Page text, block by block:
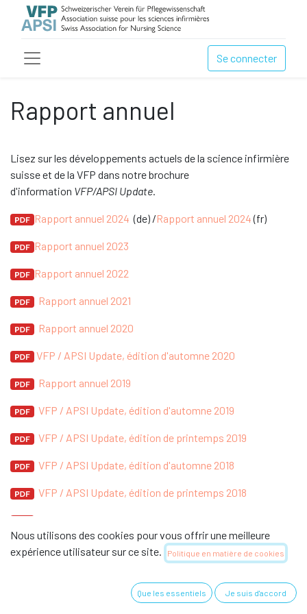
Se connecter
Rapport annuel
Lisez sur les développements actuels de la science infirmière
suisse et de la VFP dans notre brochure
d'information VFP/APSI Update.
Rapport annuel 2024 (de) /Rapport annuel 2024(fr)
Rapport annuel 2023
Rapport annuel 2022
Rapport annuel 2021
Rapport annuel 2020
VFP / APSI Update, édition d'automne 2020
Rapport annuel 2019
VFP / APSI Update, édition d'automne 2019
VFP / APSI Update, édition de printemps 2019
VFP / APSI Update, édition d'automne 2018
VFP / APSI Update, édition de printemps 2018
VFP / APSI Update, édition de printemps 2017
VFP / APSI Update, édition de printemps 2016
Nous utilisons des cookies pour vous offrir une meilleure
expérience utilisateur sur ce site.
Politique en matière de cookies
Que les essentiels Je suis d'accord